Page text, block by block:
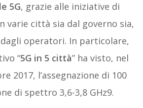
5G, grazie alle iniziative di
varie città sia dal governo sia,
operatori. In particolare,
“5G in 5 città” ha visto, nel
2017, l’assegnazione di 100
di spettro 3,6-3,8 GHz9.